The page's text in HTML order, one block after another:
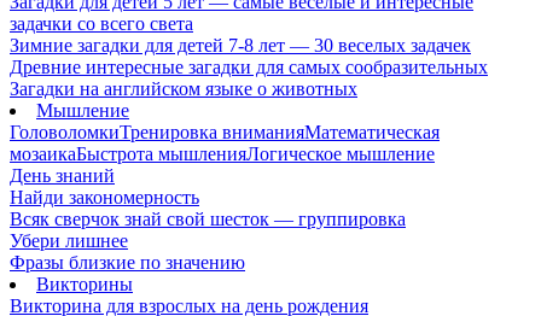
задачки со всего света
Зимние загадки для детей 7-8 лет — 30 веселых задачек
Древние интересные загадки для самых сообразительных
Загадки на английском языке о животных
Мышление
ГоловоломкиТренировка вниманияМатематическая
мозаикаБыстрота мышленияЛогическое мышление
День знаний
Найди закономерность
Всяк сверчок знай свой шесток — группировка
Убери лишнее
Фразы близкие по значению
Викторины
Викторина для взрослых на день рождения